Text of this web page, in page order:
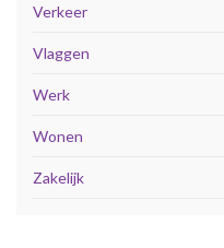
Verkeer
Vlaggen
Werk
Wonen
Zakelijk